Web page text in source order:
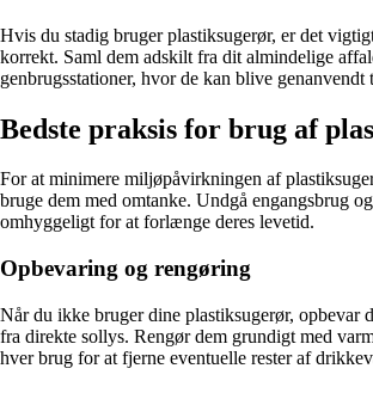
Hvis du stadig bruger plastiksugerør, er det
korrekt. Saml dem adskilt fra dit almindelige
genbrugsstationer, hvor de kan blive genanvendt
Bedste praksis for brug af
For at minimere miljøpåvirkningen af
bruge dem med omtanke. Undgå engangsbrug
omhyggeligt for at forlænge deres levetid.
Opbevaring og rengøring
Når du ikke bruger dine plastiksugerør, opbevar
fra direkte sollys. Rengør dem grundigt med
hver brug for at fjerne eventuelle rester af